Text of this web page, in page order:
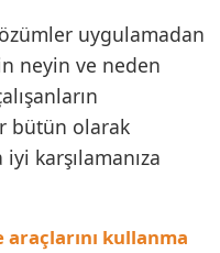
uygulamadan
neyin ve neden
bütün olarak
karşılamanıza
kullanma